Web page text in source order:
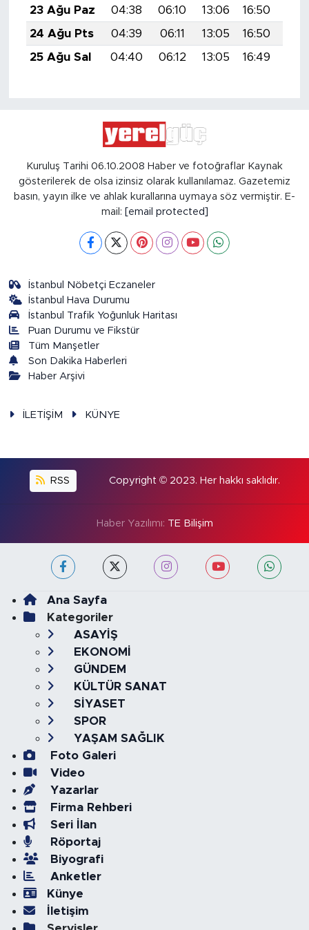
23 Ağu Paz
04:38 06:10 13:06 16:50
24 Ağu Pts
04:39 06:11 13:05 16:50
25 Ağu Sal
04:40 06:12 13:05 16:49
Kuruluş Tarihi 06.10.2008 Haber ve fotoğraflar Kaynak
gösterilerek de olsa izinsiz olarak kullanılamaz. Gazetemiz
basın, yayın ilke ve ahlak kurallarına uymaya söz vermiştir. E-
mail: [email protected]
İstanbul Nöbetçi Eczaneler
İstanbul Hava Durumu
İstanbul Trafik Yoğunluk Haritası
Puan Durumu ve Fikstür
Tüm Manşetler
Son Dakika Haberleri
Haber Arşivi
İLETİŞİM KÜNYE
RSS Copyright © 2023. Her hakkı saklıdır.
Haber Yazılımı: TE Bilişim
Ana Sayfa
Kategoriler
ASAYİŞ
EKONOMİ
GÜNDEM
KÜLTÜR SANAT
SİYASET
SPOR
YAŞAM SAĞLIK
Foto Galeri
Video
Yazarlar
Firma Rehberi
Seri İlan
Röportaj
Biyografi
Anketler
Künye
İletişim